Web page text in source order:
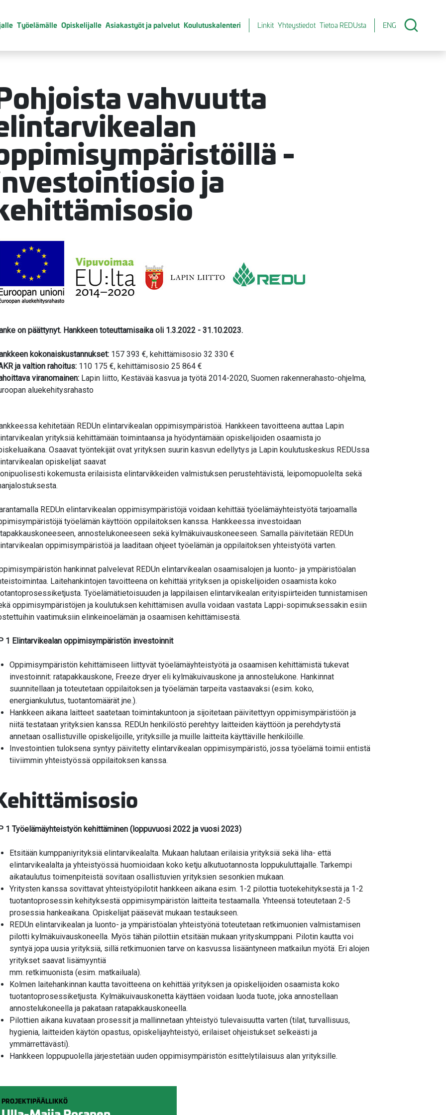
Työelämälle Opiskelijalle Asiakastyöt ja palvelut Koulutuskalenteri Linkit Yhteystiedot Tietoa REDUsta ENG
vahvuutta
-
ja
on päättynyt. Hankkeen toteuttamisaika oli 1.3.2022 - 31.10.2023.
kokonaiskustannukset: 157 393 €, kehittämisosio 32 330 €
ja valtion rahoitus: 110 175 €, kehittämisosio 25 864 €
viranomainen: Lapin liitto, Kestävää kasvua ja työtä 2014-2020, Suomen rakennerahasto-ohjelma,
aluekehitysrahasto
kehitetään REDUn elintarvikealan oppimisympäristöä. Hankkeen tavoitteena auttaa Lapin
yrityksiä kehittämään toimintaansa ja hyödyntämään opiskelijoiden osaamista jo
Osaavat työntekijät ovat yrityksen suurin kasvun edellytys ja Lapin koulutuskeskus REDUssa
opiskelijat saavat
kokemusta erilaisista elintarvikkeiden valmistuksen perustehtävistä, leipomopuolelta sekä
REDUn elintarvikealan oppimisympäristöjä voidaan kehittää työelämäyhteistyötä tarjoamalla
työelämän käyttöön oppilaitoksen kanssa. Hankkeessa investoidaan
annostelukoneeseen sekä kylmäkuivauskoneeseen. Samalla päivitetään REDUn
oppimisympäristöä ja laaditaan ohjeet työelämän ja oppilaitoksen yhteistyötä varten.
hankinnat palvelevat REDUn elintarvikealan osaamisalojen ja luonto- ja ympäristöalan
Laitehankintojen tavoitteena on kehittää yrityksen ja opiskelijoiden osaamista koko
Työelämätietoisuuden ja lappilaisen elintarvikealan erityispiirteiden tunnistamisen
oppimisympäristöjen ja koulutuksen kehittämisen avulla voidaan vastata Lappi-sopimuksessakin esiin
vaatimuksiin elinkeinoelämän ja osaamisen kehittämisestä.
1 Elintarvikealan oppimisympäristön investoinnit
Oppimisympäristön kehittämiseen liittyvät työelämäyhteistyötä ja osaamisen kehittämistä tukevat
investoinnit: ratapakkauskone, Freeze dryer eli kylmäkuivauskone ja annostelukone. Hankinnat
suunnitellaan ja toteutetaan oppilaitoksen ja työelämän tarpeita vastaavaksi (esim. koko,
energiankulutus, tuotantomäärät jne.).
Hankkeen aikana laitteet saatetaan toimintakuntoon ja sijoitetaan päivitettyyn oppimisympäristöön ja
niitä testataan yrityksien kanssa. REDUn henkilöstö perehtyy laitteiden käyttöön ja perehdytystä
annetaan osallistuville opiskelijoille, yrityksille ja muille laitteita käyttäville henkilöille.
Investointien tuloksena syntyy päivitetty elintarvikealan oppimisympäristö, jossa työelämä toimii entistä
tiiviimmin yhteistyössä oppilaitoksen kanssa.
1 Työelämäyhteistyön kehittäminen (loppuvuosi 2022 ja vuosi 2023)
Etsitään kumppaniyrityksiä elintarvikealalta. Mukaan halutaan erilaisia yrityksiä sekä liha- että
elintarvikealalta ja yhteistyössä huomioidaan koko ketju alkutuotannosta loppukuluttajalle. Tarkempi
aikataulutus toimenpiteistä sovitaan osallistuvien yrityksien sesonkien mukaan.
Yritysten kanssa sovittavat yhteistyöpilotit hankkeen aikana esim. 1-2 pilottia tuotekehityksestä ja 1-2
tuotantoprosessin kehityksestä oppimisympäristön laitteita testaamalla. Yhteensä toteutetaan 2-5
prosessia hankeaikana. Opiskelijat pääsevät mukaan testaukseen.
REDUn elintarvikealan ja luonto- ja ympäristöalan yhteistyönä toteutetaan retkimuonien valmistamisen
pilotti kylmäkuivauskoneella. Myös tähän pilottiin etsitään mukaan yrityskumppani. Pilotin kautta voi
syntyä jopa uusia yrityksiä, sillä retkimuonien tarve on kasvussa lisääntyneen matkailun myötä. Eri alojen
yritykset saavat lisämyyntiä
mm. retkimuonista (esim. matkailuala).
Kolmen laitehankinnan kautta tavoitteena on kehittää yrityksen ja opiskelijoiden osaamista koko
tuotantoprosessiketjusta. Kylmäkuivauskonetta käyttäen voidaan luoda tuote, joka annostellaan
annostelukoneella ja pakataan ratapakkauskoneella.
Pilottien aikana kuvataan prosessit ja mallinnetaan yhteistyö tulevaisuutta varten (tilat, turvallisuus,
hygienia, laitteiden käytön opastus, opiskelijayhteistyö, erilaiset ohjeistukset selkeästi ja
ymmärrettävästi).
Hankkeen loppupuolella järjestetään uuden oppimisympäristön esittelytilaisuus alan yrityksille.
PROJEKTIPÄÄLLIKKÖ